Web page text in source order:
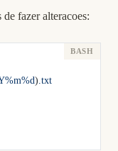
fazer alteracoes:
) .txt